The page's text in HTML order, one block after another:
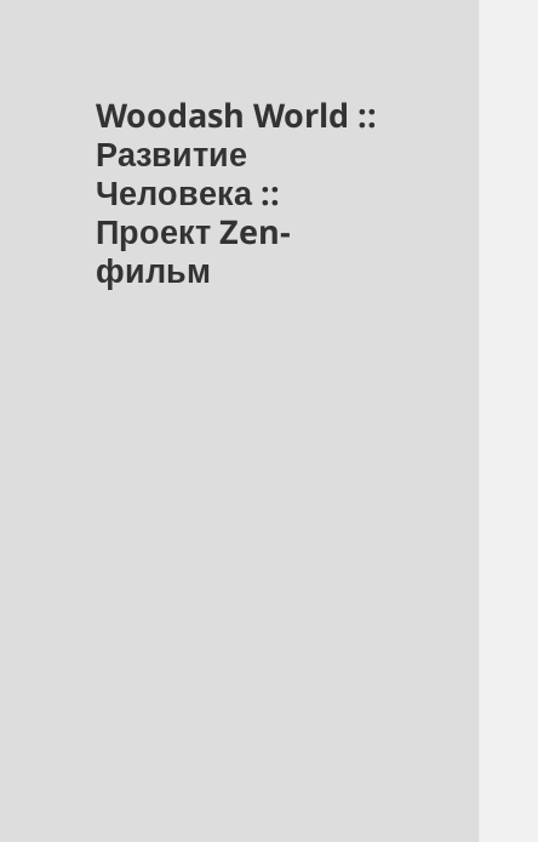
Woodash World ::
Развитие
Человека ::
Проект Zen-
фильм